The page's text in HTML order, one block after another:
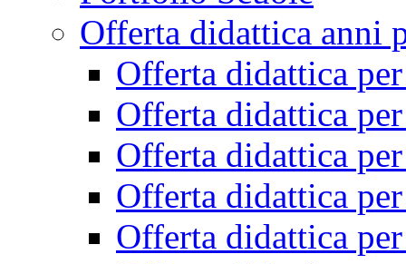
Offerta didattica anni
Offerta didattica
Offerta didattica
Offerta didattica
Offerta didattica
Offerta didattica